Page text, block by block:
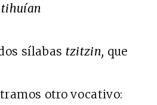
tihuían
sílabas tzitzin, que
otro vocativo: